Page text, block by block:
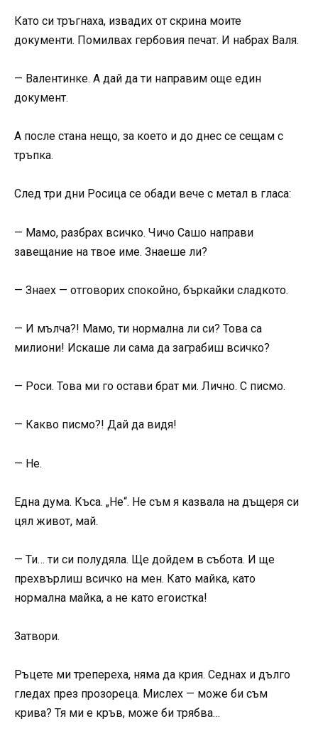
Като си тръгнаха, извадих от скрина моите
документи. Помилвах гербовия печат. И набрах Валя.
— Валентинке. А дай да ти направим още един
документ.
А после стана нещо, за което и до днес се сещам с
тръпка.
След три дни Росица се обади вече с метал в гласа:
— Мамо, разбрах всичко. Чичо Сашо направи
завещание на твое име. Знаеше ли?
— Знаех — отговорих спокойно, бъркайки сладкото.
— И мълча?! Мамо, ти нормална ли си? Това са
милиони! Искаше ли сама да заграбиш всичко?
— Роси. Това ми го остави брат ми. Лично. С писмо.
— Какво писмо?! Дай да видя!
— Не.
Една дума. Къса. „Не“. Не съм я казвала на дъщеря си
цял живот, май.
— Ти… ти си полудяла. Ще дойдем в събота. И ще
прехвърлиш всичко на мен. Като майка, като
нормална майка, а не като егоистка!
Затвори.
Ръцете ми трепереха, няма да крия. Седнах и дълго
гледах през прозореца. Мислех — може би съм
крива? Тя ми е кръв, може би трябва…